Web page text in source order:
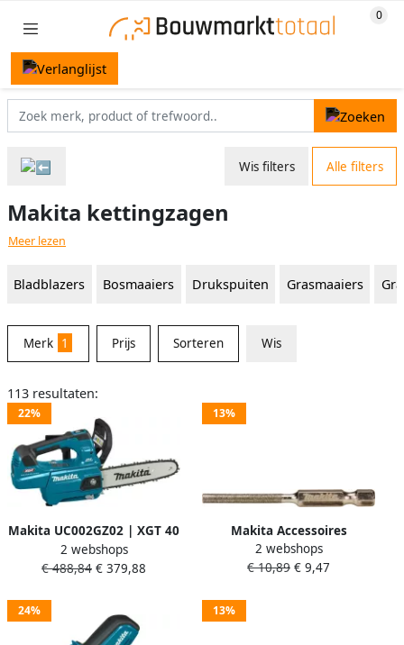
Wis filters Alle filters
Makita kettingzagen
Meer lezen
Bladblazers Bosmaaiers Drukspuiten Grasmaaiers
Merk 1 Prijs Sorteren Wis
113 resultaten:
22%
Makita UC002GZ02 | XGT 40
V Max | Tophandle
kettingzaag 25 cm | Zonder
2 webshops
€ 488,84 € 379,88
13%
Makita Accessoires
Kettingzaagvijlbit rond 1
4x4.0mm D-73748
2 webshops
€ 10,89 € 9,47
24% 13%